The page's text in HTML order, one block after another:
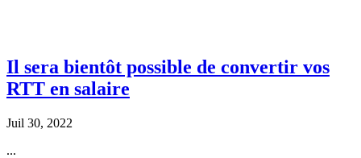
Il sera bientôt possible de convertir vos
RTT en salaire
Juil 30, 2022
...